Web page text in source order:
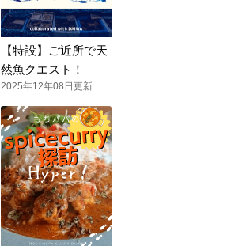
【特設】ご近所で天
然魚クエスト！
2025年12年08日更新